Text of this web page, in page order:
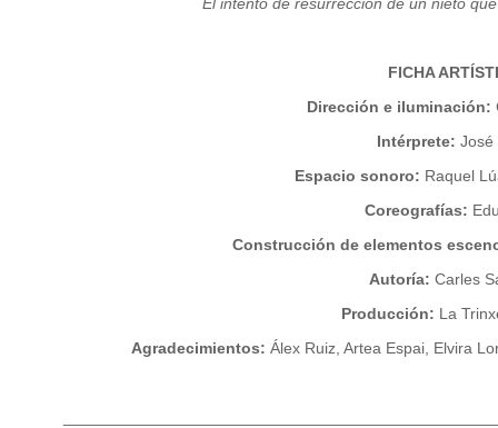
FICHA
Dirección e iluminación:
Intérprete: José
Espacio sonoro: Raquel
Coreografías:
Construcción de elementos
Autoría: Carles
Producción: La
Agradecimientos: Álex Ruiz, Artea Espai, Elvira